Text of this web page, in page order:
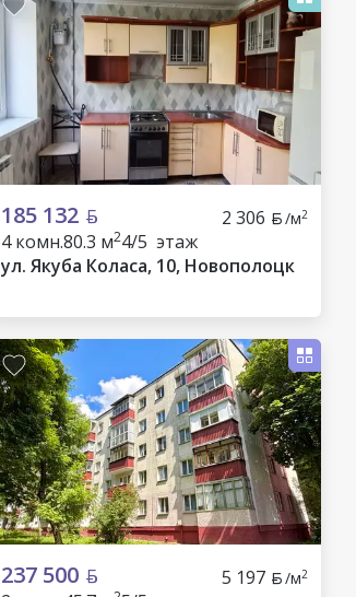
185 132 2 306 /м2
4 комн.80.3 м24/5 этаж
ул. Якуба Коласа, 10, Новополоцк
237 500 5 197 /м2